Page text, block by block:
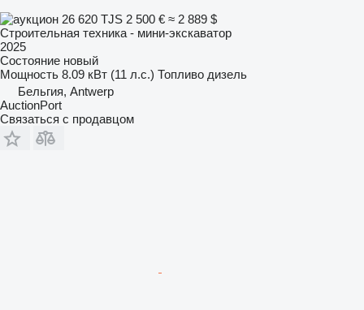
26 620 TJS 2 500 € ≈ 2 889 $
Строительная техника - мини-экскаватор
2025
Состояние новый
Мощность 8.09 кВт (11 л.с.) Топливо дизель
Бельгия, Antwerp
AuctionPort
Связаться с продавцом